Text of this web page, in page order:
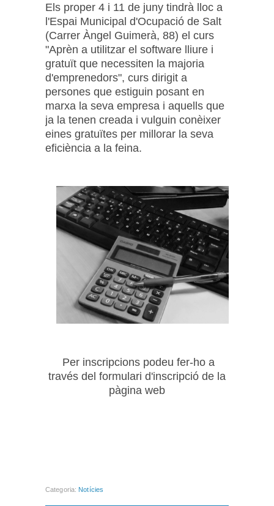
Els proper 4 i 11 de juny tindrà lloc a
l'Espai Municipal d'Ocupació de Salt
(Carrer Àngel Guimerà, 88) el curs
"Aprèn a utilitzar el software lliure i
gratuït que necessiten la majoria
d'emprenedors", curs dirigit a
persones que estiguin posant en
marxa la seva empresa i aquells que
ja la tenen creada i vulguin conèixer
eines gratuïtes per millorar la seva
eficiència a la feina.
Per inscripcions podeu fer-ho a
través del formulari d'inscripció de la
pàgina web
Categoria: Notícies